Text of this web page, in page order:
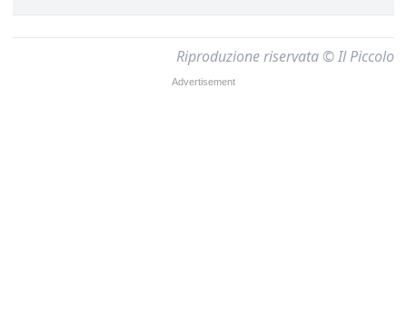
Riproduzione riservata © Il Piccolo